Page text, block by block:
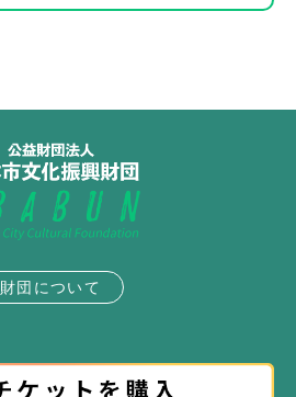
財団について